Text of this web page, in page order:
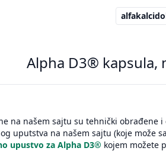
Alpha D3® kapsula,
na našem sajtu su tehnički obrađene
uputstva na našem sajtu (koje može
upustvo za Alpha D3® kojem možete